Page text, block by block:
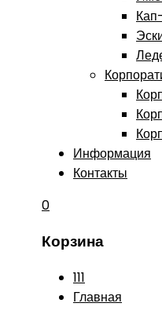
Информация
Контакты
0
Корзина
111
Главная